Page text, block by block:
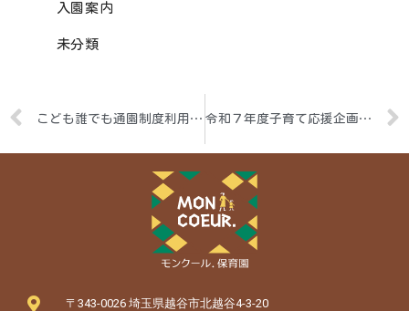
入園案内
未分類
こども誰でも通園制度利用者方向け １０月わくわくだより 令和７年度子育て応援企画～第６弾！「人形劇～たのしいハロウィンパーティー～」
〒343-0026 埼玉県越谷市北越谷4-3-20